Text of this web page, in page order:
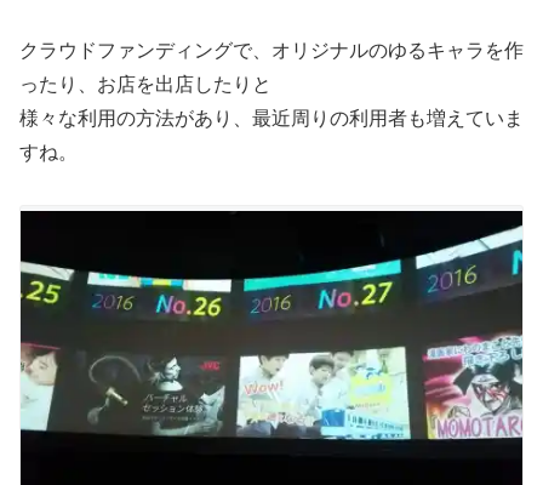
クラウドファンディングで、オリジナルのゆるキャラを作
ったり、お店を出店したりと
様々な利用の方法があり、最近周りの利用者も増えていま
すね。